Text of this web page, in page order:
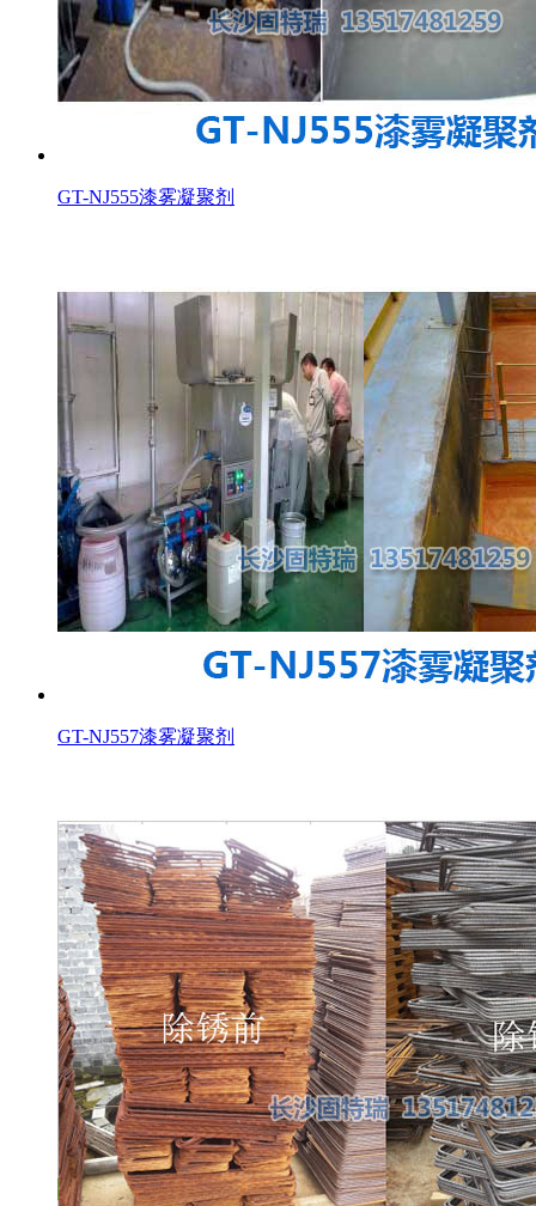
GT-NJ555漆雾凝聚剂
GT-NJ557漆雾凝聚剂